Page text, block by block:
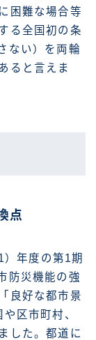
困難な場合等
る全国初の条
ない）を両輪
ると言えま
点
年度の第1期
防災機能の強
良好な都市景
区市町村、
した。都道に